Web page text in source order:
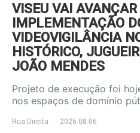
VISEU VAI
IMPLEMENTAÇÃO
VIDEOVIGILÂNCIA
HISTÓRICO,
JOÃO MENDES
Projeto de execução foi
nos espaços de domínio
Rua Direita 2026.08.06